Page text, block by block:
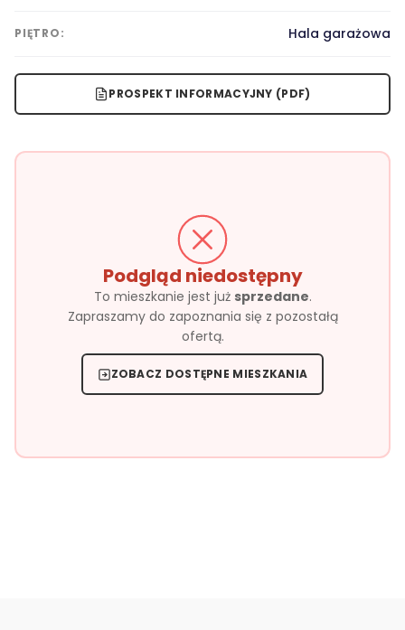
PIĘTRO: Hala garażowa
PROSPEKT INFORMACYJNY (PDF)
Podgląd niedostępny
To mieszkanie jest już sprzedane.
Zapraszamy do zapoznania się z pozostałą
ofertą.
ZOBACZ DOSTĘPNE MIESZKANIA